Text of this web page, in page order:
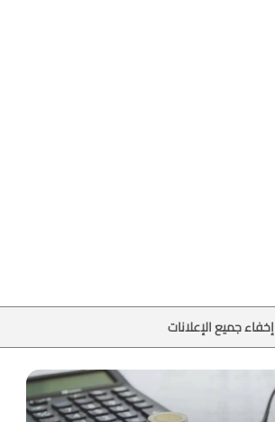
إخفاء جميع الإعلانات